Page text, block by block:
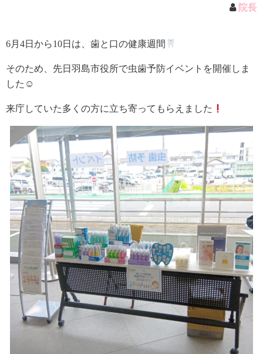
院長
6月4日から10日は、歯と口の健康週間
そのため、先日羽島市役所で虫歯予防イベントを開催しま
した☺
来庁していた多くの方に立ち寄ってもらえました